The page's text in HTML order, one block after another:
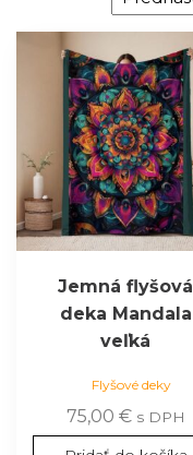
Jemná flyšová
deka Mandala
veľká
Flyšové deky
75,00 € s DPH